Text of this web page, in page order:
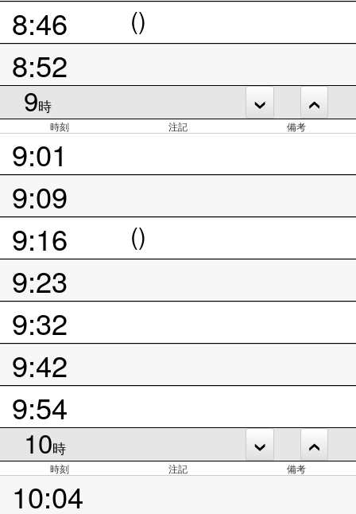
8:46
()
8:52
9時
時刻 注記 備考
9:01
9:09
9:16
()
9:23
9:32
9:42
9:54
10時
時刻 注記 備考
10:04